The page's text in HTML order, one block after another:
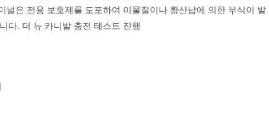
널은 전용 보호제를 도포하여 이물질이나 황산납에 의한 부식이 발
다. 더 뉴 카니발 충전 테스트 진행